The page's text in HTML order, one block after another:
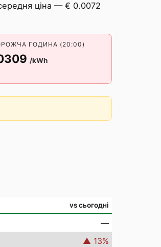
ціна — € 0.0072
ГОДИНА (20:00)
/kWh
vs сьогодні
—
▲ 13%